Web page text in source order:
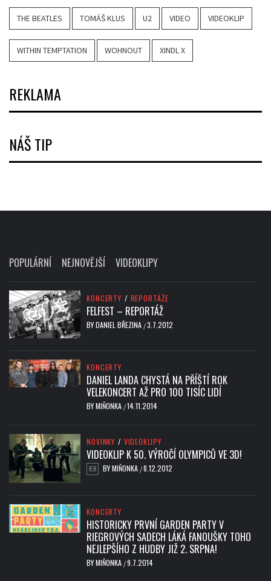
THE BEATLES TOMÁŠ KLUS U2 VIDEO VIDEOKLIP
WITHIN TEMPTATION WOHNOUT XINDL X
REKLAMA
NÁŠ TIP
POPULÁRNÍ NEJNOVĚJŠÍ VIDEOKLIPY
KONCERTY / REPORTÁŽE
FELFEST – REPORTÁŽ
BYDANIEL BŘEZINA /3.7.2012
KONCERTY
DANIEL LANDA CHYSTÁ NA PŘÍŠTÍ ROK
VELEKONCERT AŽ PRO 100 TISÍC LIDÍ
BYMIŇONKA /14.11.2014
NOVINKY / VIDEOKLIPY
VIDEOKLIP K 50. VÝROČÍ OLYMPICŮ VE 3D!
BYMIŇONKA /8.12.2012
KONCERTY
HISTORICKY PRVNÍ GARDEN PARTY V
RIEGROVÝCH SADECH LÁKÁ FANOUŠKY TOHO
NEJLEPŠÍHO Z HUDBY JIŽ 2. SRPNA!
BYMIŇONKA /9.7.2014